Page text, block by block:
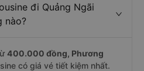
đi Quảng Ngãi
nào?
400.000 đồng, Phương
có giá vé tiết kiệm nhất.